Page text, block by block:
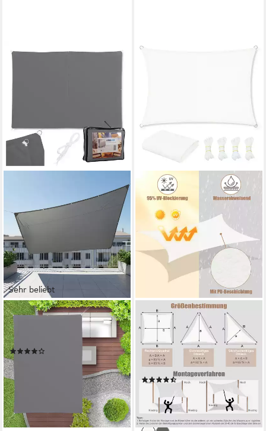
Sehr beliebt
RELAXDAYS
Sonnensegel Rechteckiges
Sonnensegel grau, 2 x 3 m
ab 31,99 € 59,99 €
-47%
lieferbar - in 2-3 Werktagen bei dir
WOLTU
Sonnensegel, (1-tlg), aus PES,
200 g/m² Polyester, 95% UV
Schutz, für Balkon Terrasse
Garten
(22)
ab 22,92 € 38,99 €
-41%
lieferbar - in 3-4 Werktagen bei dir